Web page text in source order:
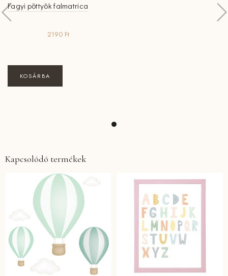
Fagyi pöttyök falmatrica
2190 Ft
KOSÁRBA
Kapcsolódó termékek